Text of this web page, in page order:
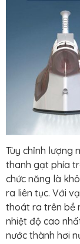
Tùy chỉnh lượng
thanh gạt phía
chức năng là
ra liên tục. Với
thoát ra trên bề
nhiệt độ cao
nước thành hơi